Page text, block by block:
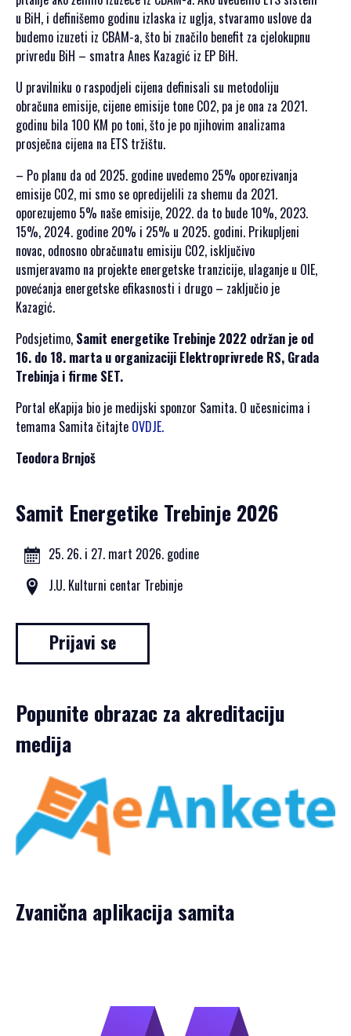
u BiH, i definišemo godinu izlaska iz uglja, stvaramo uslove da
budemo izuzeti iz CBAM-a, što bi značilo benefit za cjelokupnu
privredu BiH – smatra Anes Kazagić iz EP BiH.
U pravilniku o raspodjeli cijena definisali su metodoliju
obračuna emisije, cijene emisije tone C02, pa je ona za 2021.
godinu bila 100 KM po toni, što je po njihovim analizama
prosječna cijena na ETS tržištu.
– Po planu da od 2025. godine uvedemo 25% oporezivanja
emisije C02, mi smo se opredijelili za shemu da 2021.
oporezujemo 5% naše emisije, 2022. da to bude 10%, 2023.
15%, 2024. godine 20% i 25% u 2025. godini. Prikupljeni
novac, odnosno obračunatu emisiju C02, isključivo
usmjeravamo na projekte energetske tranzicije, ulaganje u OIE,
povećanja energetske efikasnosti i drugo – zaključio je
Kazagić.
Podsjetimo, Samit energetike Trebinje 2022 održan je od
16. do 18. marta u organizaciji Elektroprivrede RS, Grada
Trebinja i firme SET.
Portal eKapija bio je medijski sponzor Samita. O učesnicima i
temama Samita čitajte OVDJE.
Teodora Brnjoš
Samit Energetike Trebinje 2026
25. 26. i 27. mart 2026. godine
J.U. Kulturni centar Trebinje
Prijavi se
Popunite obrazac za akreditaciju
medija
Zvanična aplikacija samita